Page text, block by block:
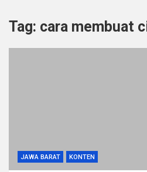
Tag: cara membuat
JAWA BARAT KONTEN